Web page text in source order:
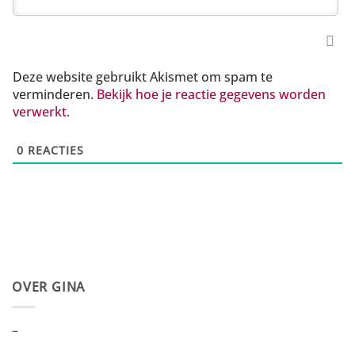
Deze website gebruikt Akismet om spam te
verminderen. Bekijk hoe je reactie gegevens worden
verwerkt.
0 REACTIES
OVER GINA
–